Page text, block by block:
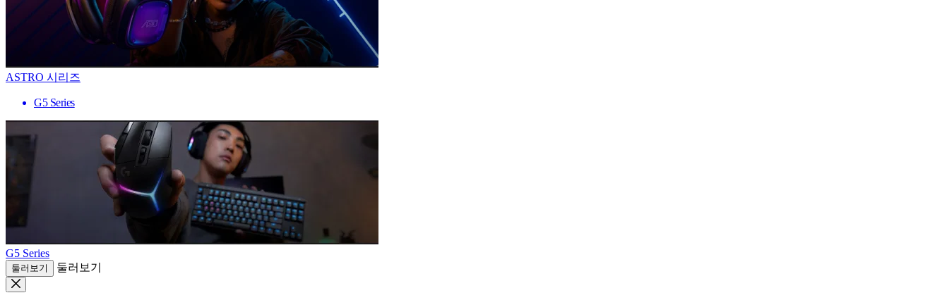
ASTRO 시리즈
G5 Series
G5 Series
둘러보기 둘러보기